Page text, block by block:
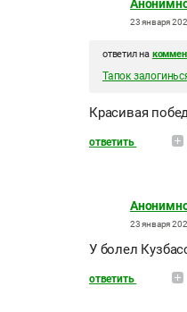
23 января
ответил на
Тапок
Красивая
ответить
23 января
У болел
ответить